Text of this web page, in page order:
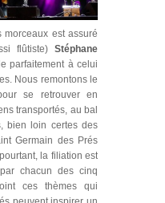
est assuré
flûtiste) Stéphane
parfaitement à celui
Nous remontons le
se retrouver en
transportés, au bal
bien loin certes des
Germain des Prés
la filiation est
chacun des cinq
ces thèmes qui